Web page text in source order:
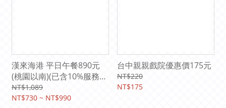
漢來海港 平日午餐890元
(桃園以南)(已含10%服務
費)
NT$1,089
NT$730 ~ NT$990
台中親親戲院優惠價175元
NT$220
NT$175